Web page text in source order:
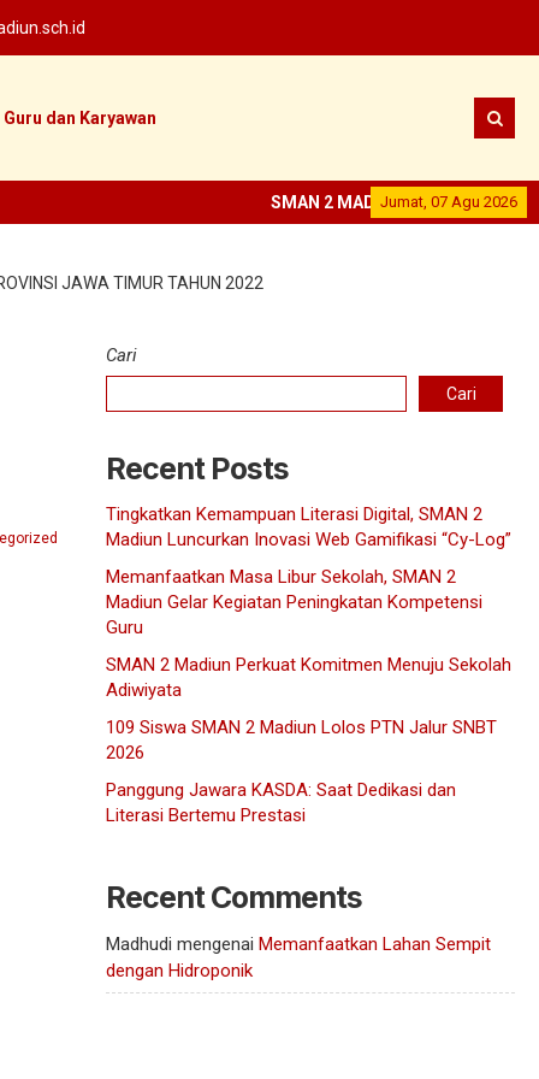
Guru dan Karyawan
Jumat, 07 Agu 2026
SMAN 2 MADIUN--SEKOLAH
JAWA TIMUR TAHUN 2022
Cari
Cari
Recent Posts
Tingkatkan Kemampuan Literasi Digital, SMAN 2
Madiun Luncurkan Inovasi Web Gamifikasi “Cy-Log”
Memanfaatkan Masa Libur Sekolah, SMAN 2
Madiun Gelar Kegiatan Peningkatan Kompetensi
Guru
SMAN 2 Madiun Perkuat Komitmen Menuju Sekolah
Adiwiyata
109 Siswa SMAN 2 Madiun Lolos PTN Jalur SNBT
2026
Panggung Jawara KASDA: Saat Dedikasi dan
Literasi Bertemu Prestasi
Recent Comments
Madhudi mengenai Memanfaatkan Lahan Sempit
dengan Hidroponik